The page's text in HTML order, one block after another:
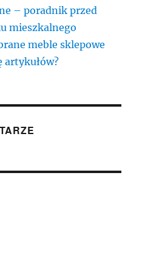
– poradnik przed
mieszkalnego
meble sklepowe
artykułów?